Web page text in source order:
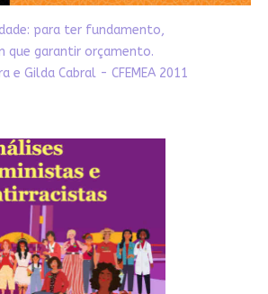
para ter fundamento,
que garantir orçamento.
e Gilda Cabral - CFEMEA 2011